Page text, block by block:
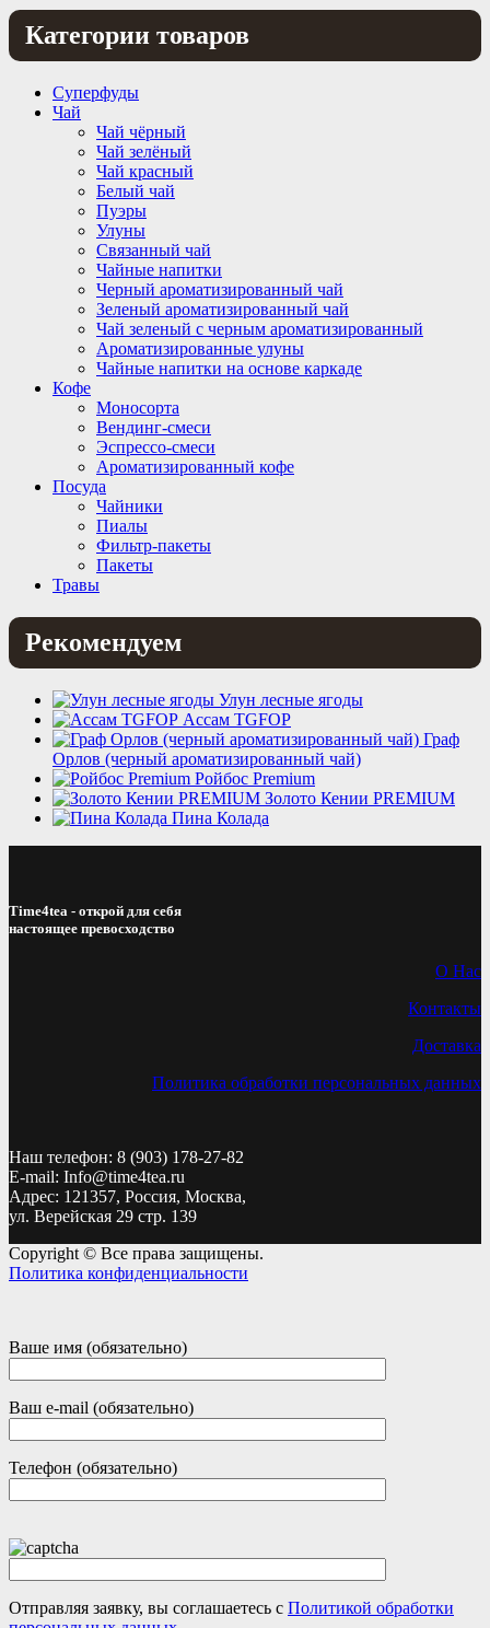
Категории товаров
Суперфуды
Чай
Чай чёрный
Чай зелёный
Чай красный
Белый чай
Пуэры
Улуны
Связанный чай
Чайные напитки
Черный ароматизированный чай
Зеленый ароматизированный чай
Чай зеленый с черным ароматизированный
Ароматизированные улуны
Чайные напитки на основе каркаде
Кофе
Моносорта
Вендинг-смеси
Эспрессо-смеси
Ароматизированный кофе
Посуда
Чайники
Пиалы
Фильтр-пакеты
Пакеты
Травы
Рекомендуем
Улун лесные ягоды
Ассам TGFOP
Граф
Орлов (черный ароматизированный чай)
Ройбос Premium
Золото Кении PREMIUM
Пина Колада
Time4tea - открой для себя
настоящее превосходство
О Нас
Контакты
Доставка
Политика обработки персональных данных
Наш телефон: 8 (903) 178-27-82
E-mail: Info@time4tea.ru
Адрес: 121357, Россия, Москва,
ул. Верейская 29 стр. 139
Copyright © Все права защищены.
Политика конфиденциальности
Ваше имя (обязательно)
Ваш e-mail (обязательно)
Телефон (обязательно)
Отправляя заявку, вы соглашаетесь с Политикой обработки